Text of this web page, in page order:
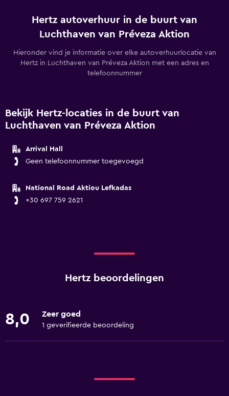
Hertz autoverhuur in de buurt van
Luchthaven van Préveza Aktion
Hieronder vind je informatie over elke autoverhuurlocatie van
Hertz in Luchthaven van Préveza Aktion met een adres en
telefoonnummer
Bekijk Hertz-locaties in de buurt van
Luchthaven van Préveza Aktion
Arrival Hall
Geen telefoonnummer toegevoegd
National Road Aktiou Lefkadas
+30 697 759 2621
Hertz beoordelingen
8,0 Zeer goed
1 geverifieerde beoordeling